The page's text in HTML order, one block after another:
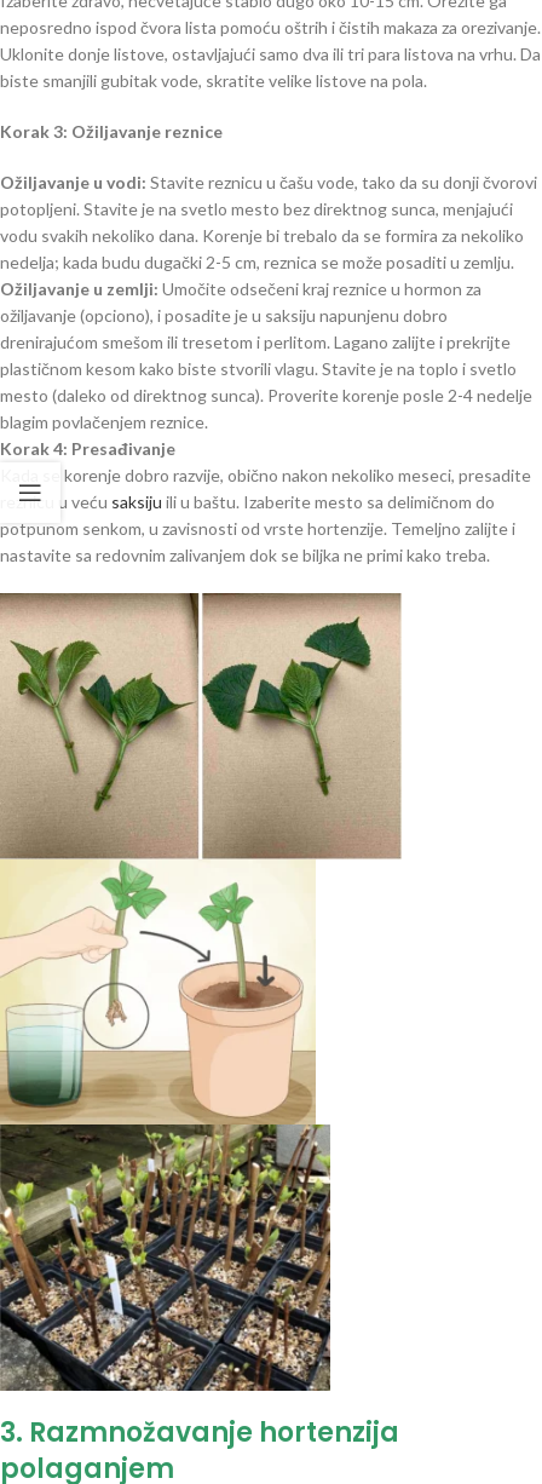
neposredno ispod čvora lista pomoću oštrih i čistih makaza za orezivanje.
Uklonite donje listove, ostavljajući samo dva ili tri para listova na vrhu. Da
biste smanjili gubitak vode, skratite velike listove na pola.
Korak 3: Ožiljavanje reznice
Ožiljavanje u vodi: Stavite reznicu u čašu vode, tako da su donji čvorovi
potopljeni. Stavite je na svetlo mesto bez direktnog sunca, menjajući
vodu svakih nekoliko dana. Korenje bi trebalo da se formira za nekoliko
nedelja; kada budu dugački 2-5 cm, reznica se može posaditi u zemlju.
Ožiljavanje u zemlji: Umočite odsečeni kraj reznice u hormon za
ožiljavanje (opciono), i posadite je u saksiju napunjenu dobro
drenirajućom smešom ili tresetom i perlitom. Lagano zalijte i prekrijte
plastičnom kesom kako biste stvorili vlagu. Stavite je na toplo i svetlo
mesto (daleko od direktnog sunca). Proverite korenje posle 2-4 nedelje
blagim povlačenjem reznice.
Korak 4: Presađivanje
Kada se korenje dobro razvije, obično nakon nekoliko meseci, presadite
reznicu u veću saksiju ili u baštu. Izaberite mesto sa delimičnom do
potpunom senkom, u zavisnosti od vrste hortenzije. Temeljno zalijte i
nastavite sa redovnim zalivanjem dok se biljka ne primi kako treba.
3. Razmnožavanje hortenzija
polaganjem